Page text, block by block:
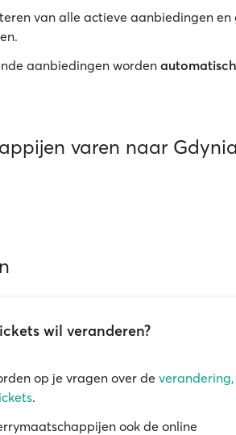
van alle actieve aanbiedingen en
aanbiedingen worden automatisch
varen naar
wil veranderen?
op je vragen over de
.
ook de online